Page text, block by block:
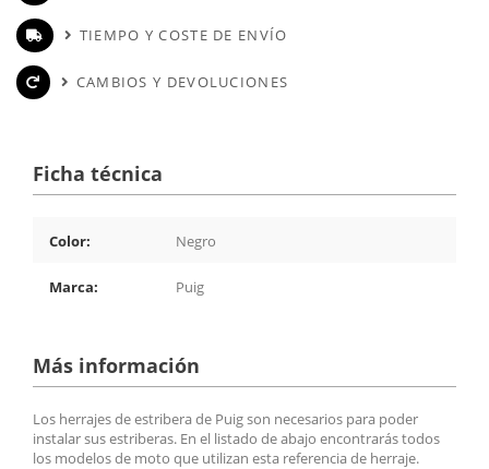
TIEMPO Y COSTE DE ENVÍO
CAMBIOS Y DEVOLUCIONES
Ficha técnica
Color: Negro
Marca: Puig
Más información
Los herrajes de estribera de Puig son necesarios para poder
instalar sus estriberas. En el listado de abajo encontrarás todos
los modelos de moto que utilizan esta referencia de herraje.